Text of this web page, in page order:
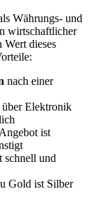
Währungs- und
wirtschaftlicher
Wert dieses
nach einer
Elektronik
ist
schnell und
Gold ist Silber